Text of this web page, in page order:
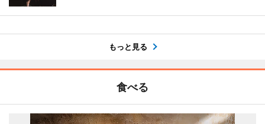
もっと見る
食べる